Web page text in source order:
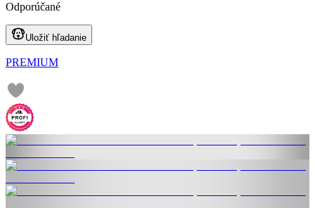
Odporúčané
Uložiť hľadanie
PREMIUM